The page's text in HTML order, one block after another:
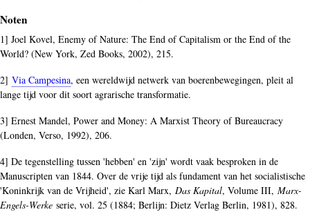
Noten
1] Joel Kovel, Enemy of Nature: The End of Capitalism or the End of the
World? (New York, Zed Books, 2002), 215.
2] Via Campesina, een wereldwijd netwerk van boerenbewegingen, pleit al
lange tijd voor dit soort agrarische transformatie.
3] Ernest Mandel, Power and Money: A Marxist Theory of Bureaucracy
(Londen, Verso, 1992), 206.
4] De tegenstelling tussen 'hebben' en 'zijn' wordt vaak besproken in de
Manuscripten van 1844. Over de vrije tijd als fundament van het socialistische
'Koninkrijk van de Vrijheid', zie Karl Marx, Das Kapital, Volume III, Marx-
Engels-Werke serie, vol. 25 (1884; Berlijn: Dietz Verlag Berlin, 1981), 828.